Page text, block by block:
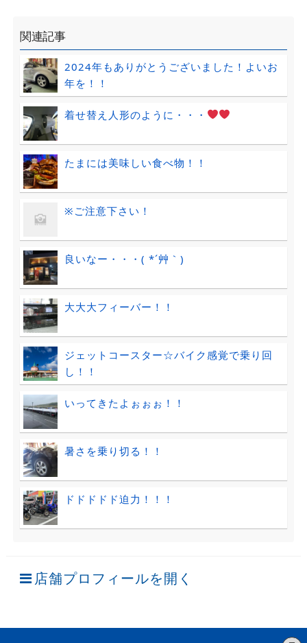
関連記事
2024年もありがとうございました！よいお
年を！！
着せ替え人形のように・・・
たまには美味しい食べ物！！
※ご注意下さい！
良いなー・・・( *´艸｀)
大大大フィーバー！！
ジェットコースター☆バイク感覚で乗り回
し！！
いってきたよぉぉぉ！！
暑さを乗り切る！！
ドドドドド迫力！！！
店舗プロフィールを開く